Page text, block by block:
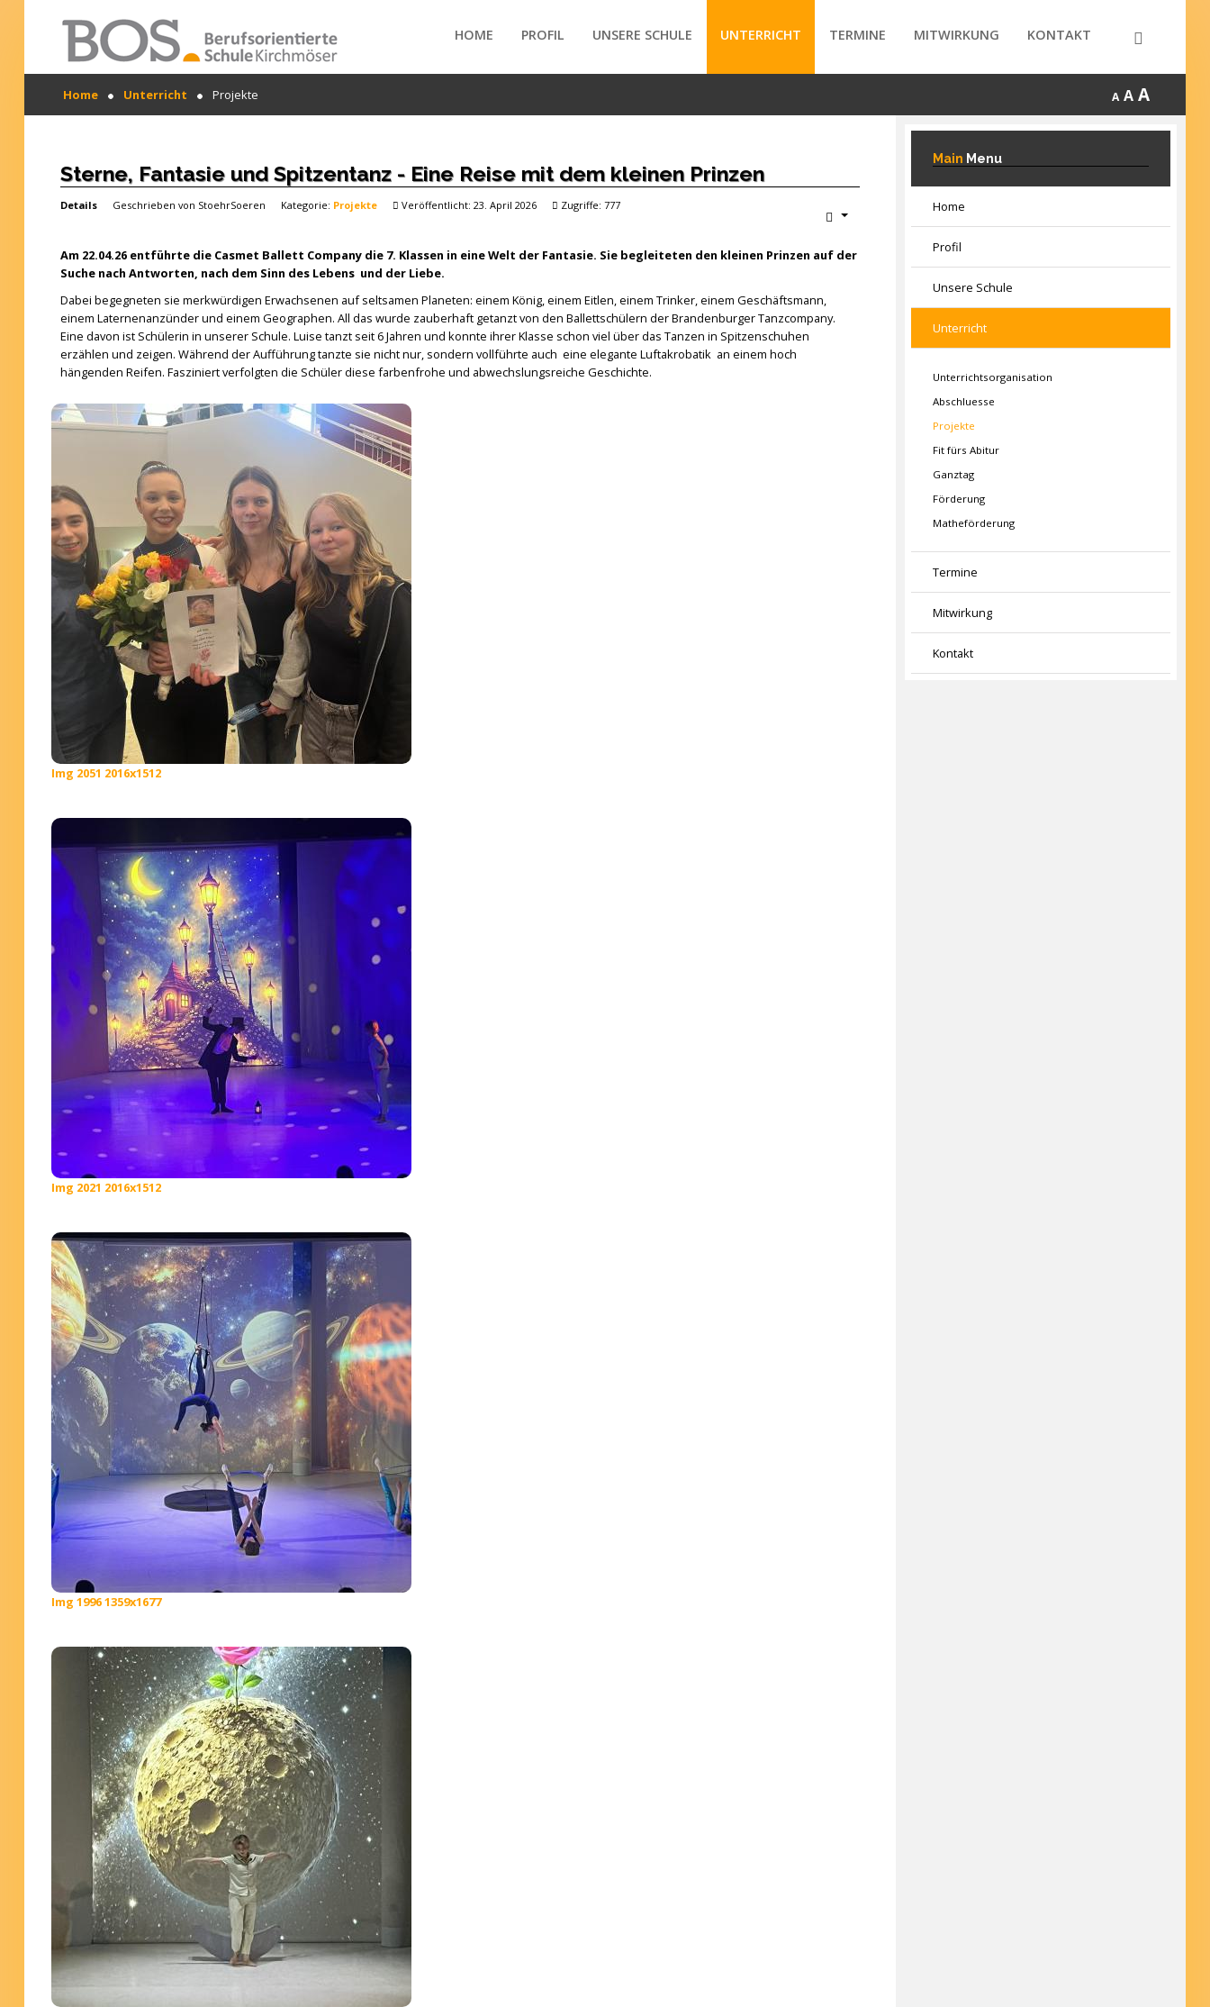
Warning: "continue" targeting switch is equivalent
to "break". Did you mean to use "continue 2"? in
/mnt/web417/e3/61/59568561/htdocs/forte2/templates/forte/vertex/responsive/responsive_mobile_menu.php
Unterricht
Termine
Mitwirkung
Kontakt
SUCHEN
HOME PROFIL UNSERE SCHULE UNTERRICHT TERMINE MITWIRKUNG KONTAKT
Home Unterricht Projekte A A A
Sterne, Fantasie und Spitzentanz - Eine Reise mit dem kleinen Prinzen
Details Geschrieben von StoehrSoeren Kategorie: Projekte Veröffentlicht: 23. April 2026 Zugriffe: 777
Am 22.04.26 entführte die Casmet Ballett Company die 7. Klassen in eine Welt der Fantasie. Sie begleiteten den kleinen Prinzen auf der
Suche nach Antworten, nach dem Sinn des Lebens und der Liebe.
Dabei begegneten sie merkwürdigen Erwachsenen auf seltsamen Planeten: einem König, einem Eitlen, einem Trinker, einem Geschäftsmann,
einem Laternenanzünder und einem Geographen. All das wurde zauberhaft getanzt von den Ballettschülern der Brandenburger Tanzcompany.
Eine davon ist Schülerin in unserer Schule. Luise tanzt seit 6 Jahren und konnte ihrer Klasse schon viel über das Tanzen in Spitzenschuhen
erzählen und zeigen. Während der Aufführung tanzte sie nicht nur, sondern vollführte auch eine elegante Luftakrobatik an einem hoch
hängenden Reifen. Fasziniert verfolgten die Schüler diese farbenfrohe und abwechslungsreiche Geschichte.
Img 2051 2016x1512
Img 2021 2016x1512
Img 1996 1359x1677
Main Menu
Home
Profil
Unsere Schule
Unterricht
Unterrichtsorganisation
Abschluesse
Projekte
Fit fürs Abitur
Ganztag
Förderung
Matheförderung
Termine
Mitwirkung
Kontakt